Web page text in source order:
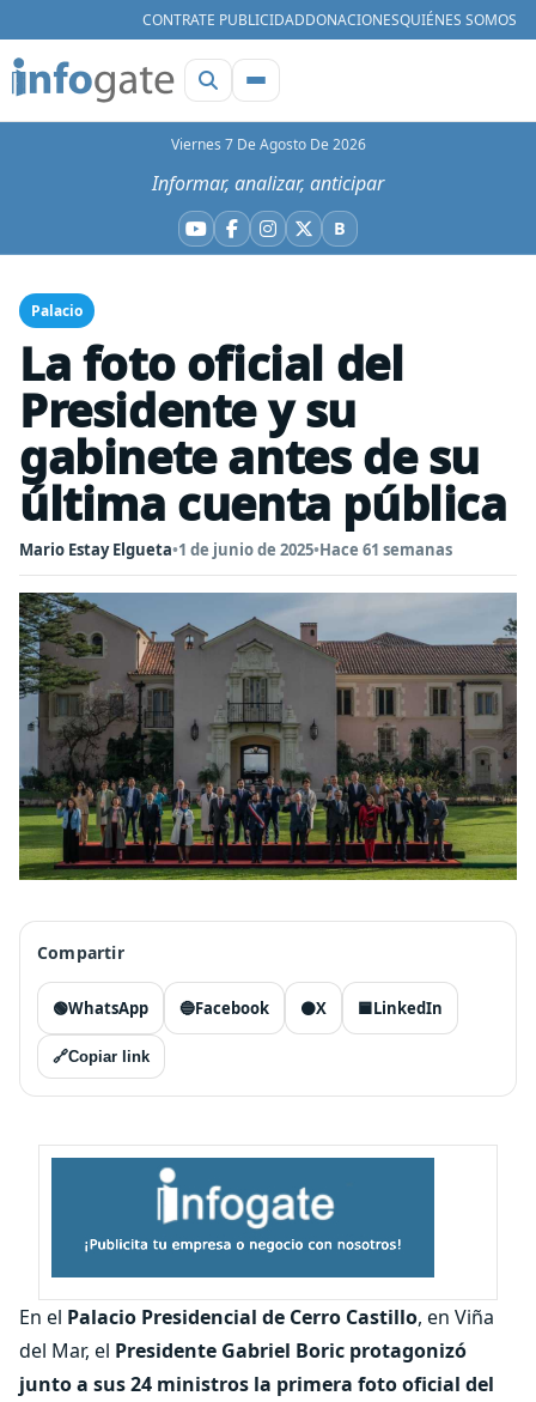
CONTRATE PUBLICIDADDONACIONESQUIÉNES SOMOS
Viernes 7 De Agosto De 2026
Informar, analizar, anticipar
YouTube
Facebook
Instagram
X BBluesky
Palacio
La foto oficial del
Presidente y su
gabinete antes de su
última cuenta pública
Mario Estay Elgueta•1 de junio de 2025•Hace 61 semanas
Compartir
🟢WhatsApp 🔵Facebook ⚫X 🟦LinkedIn
🔗Copiar link
En el Palacio Presidencial de Cerro Castillo, en Viña
del Mar, el Presidente Gabriel Boric protagonizó
junto a sus 24 ministros la primera foto oficial del